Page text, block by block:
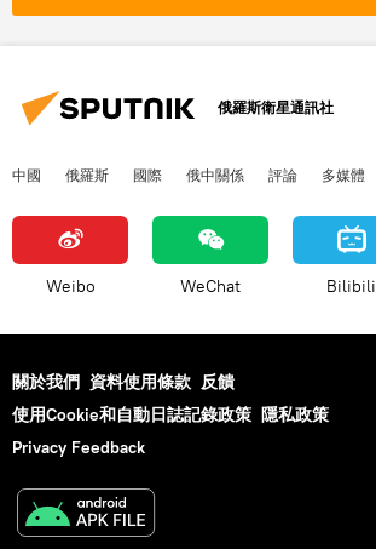
俄羅斯衛星通訊社
中國 俄羅斯 國際 俄中關係 評論 多媒體
Weibo WeChat Bilibili
關於我們 資料使用條款 反饋
使用Cookie和自動日誌記錄政策 隱私政策
Privacy Feedback